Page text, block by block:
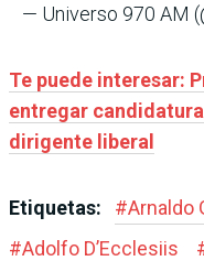
— Universo 970 AM
Te puede interesar:
entregar
dirigente liberal
Etiquetas: #Arnaldo
#Adolfo D’Ecclesiis